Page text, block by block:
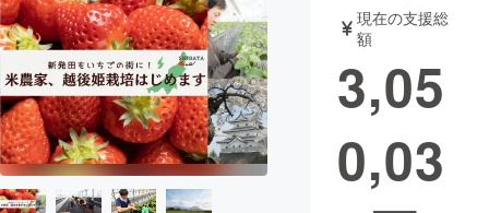
現在の支援総
額
3,05
0,03